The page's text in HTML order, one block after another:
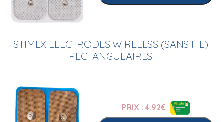
STIMEX ELECTRODES WIRELESS (SANS FIL)
RECTANGULAIRES
PRIX : 4.92€